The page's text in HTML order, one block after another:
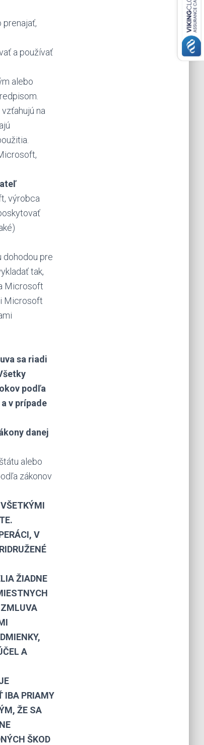
prenajať,
a používať
alebo
na
výrobca
dohodou pre
tak,
Microsoft
Microsoft
sa riadi
podľa
v prípade
danej
alebo
zákonov
V
ŽIADNE
ZMLUVA
A
IBA PRIAMY
ŽE SA
ŠKOD